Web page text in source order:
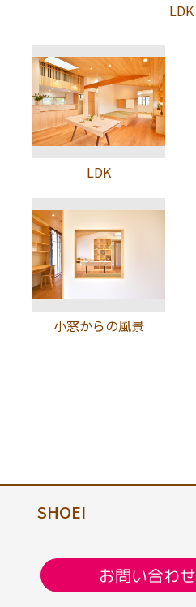
LDK
LDK
小窓からの風景
SHOEI
お問い合わせ